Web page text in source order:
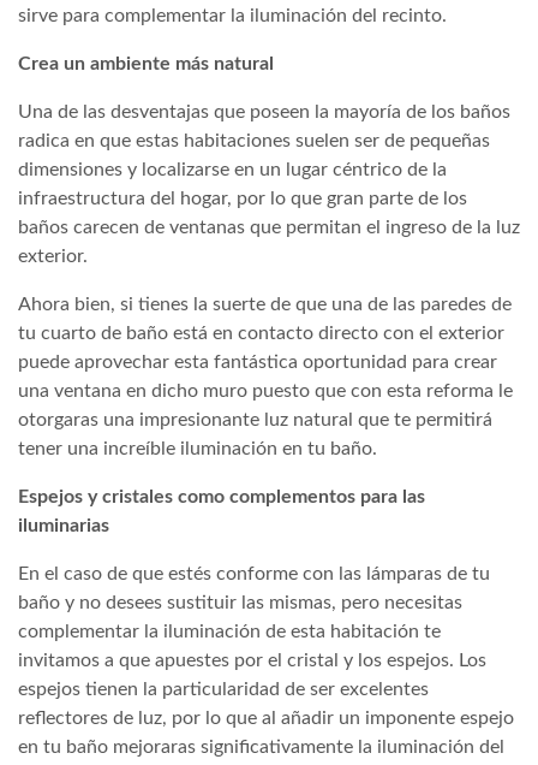
sirve para complementar la iluminación del recinto.
Crea un ambiente más natural
Una de las desventajas que poseen la mayoría de los baños
radica en que estas habitaciones suelen ser de pequeñas
dimensiones y localizarse en un lugar céntrico de la
infraestructura del hogar, por lo que gran parte de los
baños carecen de ventanas que permitan el ingreso de la luz
exterior.
Ahora bien, si tienes la suerte de que una de las paredes de
tu cuarto de baño está en contacto directo con el exterior
puede aprovechar esta fantástica oportunidad para crear
una ventana en dicho muro puesto que con esta reforma le
otorgaras una impresionante luz natural que te permitirá
tener una increíble iluminación en tu baño.
Espejos y cristales como complementos para las
iluminarias
En el caso de que estés conforme con las lámparas de tu
baño y no desees sustituir las mismas, pero necesitas
complementar la iluminación de esta habitación te
invitamos a que apuestes por el cristal y los espejos. Los
espejos tienen la particularidad de ser excelentes
reflectores de luz, por lo que al añadir un imponente espejo
en tu baño mejoraras significativamente la iluminación del